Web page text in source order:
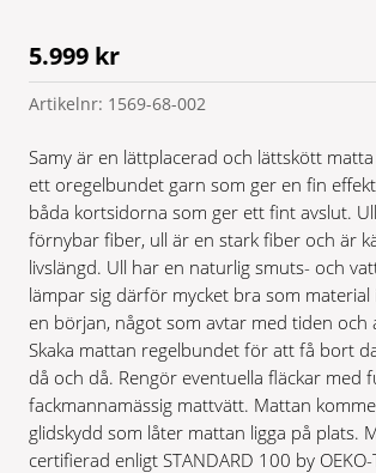
5.999 kr
Artikelnr: 1569-68-002
Samy är en lättplacerad och lättskött
ett oregelbundet garn som ger en fin
båda kortsidorna som ger ett fint avslut.
förnybar fiber, ull är en stark fiber och är
livslängd. Ull har en naturlig smuts- och
lämpar sig därför mycket bra som
en början, något som avtar med tiden
Skaka mattan regelbundet för att få bort
då och då. Rengör eventuella fläckar med
fackmannamässig mattvätt. Mattan
glidskydd som låter mattan ligga på plats.
certifierad enligt STANDARD 100 by